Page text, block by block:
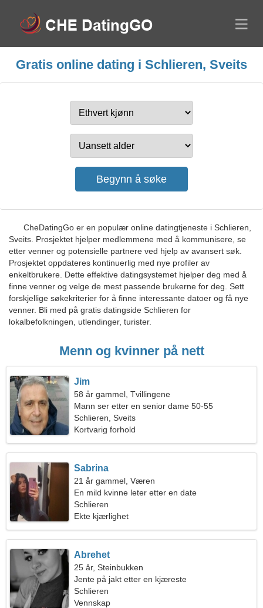
Gratis online dating i Schlieren, Sveits
CheDatingGo er en populær online datingtjeneste i Schlieren,
Sveits. Prosjektet hjelper medlemmene med å kommunisere, se
etter venner og potensielle partnere ved hjelp av avansert søk.
Prosjektet oppdateres kontinuerlig med nye profiler av
enkeltbrukere. Dette effektive datingsystemet hjelper deg med å
finne venner og velge de mest passende brukerne for deg. Sett
forskjellige søkekriterier for å finne interessante datoer og få nye
venner. Bli med på gratis datingside Schlieren for
lokalbefolkningen, utlendinger, turister.
Menn og kvinner på nett
Jim
58 år gammel, Tvillingene
Mann ser etter en senior dame 50-55
Schlieren, Sveits
Kortvarig forhold
Sabrina
21 år gammel, Væren
En mild kvinne leter etter en date
Schlieren
Ekte kjærlighet
Abrehet
25 år, Steinbukken
Jente på jakt etter en kjæreste
Schlieren
Vennskap